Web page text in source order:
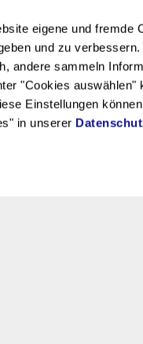
eigene und
und zu
andere sammeln
"Cookies
Einstellungen
in unserer